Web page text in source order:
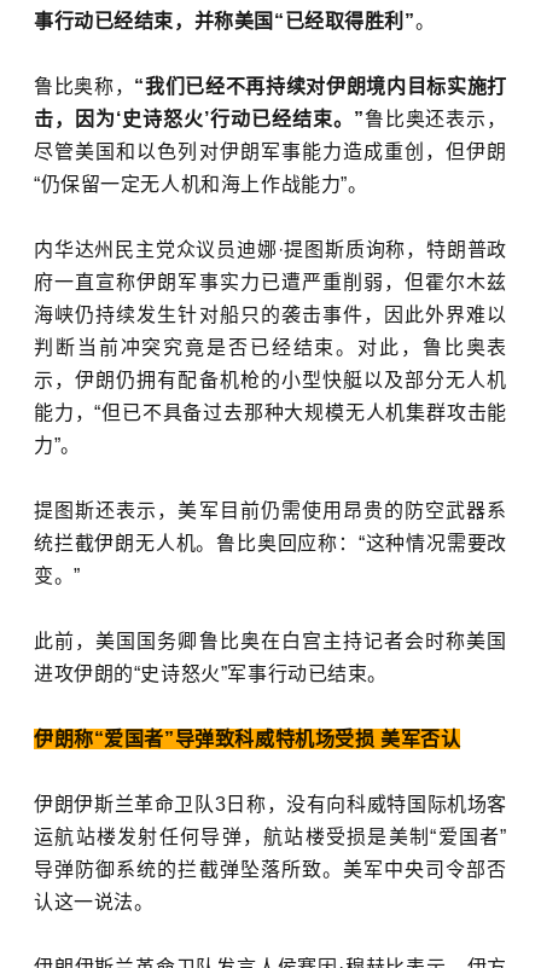
事行动已经结束，并称美国“已经取得胜利”。
鲁比奥称， “我们已经不再持续对伊朗境内目标实施打
击，因为‘史诗怒火’行动已经结束。”鲁比奥还表示，
尽管美国和以色列对伊朗军事能力造成重创，但伊朗
“仍保留一定无人机和海上作战能力”。
内华达州民主党众议员迪娜·提图斯质询称，特朗普政
府一直宣称伊朗军事实力已遭严重削弱，但霍尔木兹
海峡仍持续发生针对船只的袭击事件，因此外界难以
判断当前冲突究竟是否已经结束。对此，鲁比奥表
示，伊朗仍拥有配备机枪的小型快艇以及部分无人机
能力，“但已不具备过去那种大规模无人机集群攻击能
力”。
提图斯还表示，美军目前仍需使用昂贵的防空武器系
统拦截伊朗无人机。鲁比奥回应称：“这种情况需要改
变。”
此前，美国国务卿鲁比奥在白宫主持记者会时称美国
进攻伊朗的“史诗怒火”军事行动已结束。
伊朗称“爱国者”导弹致科威特机场受损 美军否认
伊朗伊斯兰革命卫队3日称，没有向科威特国际机场客
运航站楼发射任何导弹，航站楼受损是美制“爱国者”
导弹防御系统的拦截弹坠落所致。美军中央司令部否
认这一说法。